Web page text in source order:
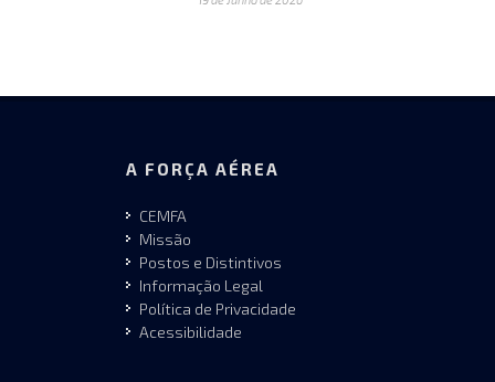
A FORÇA AÉREA
CEMFA
Missão
Postos e Distintivos
Informação Legal
Política de Privacidade
Acessibilidade